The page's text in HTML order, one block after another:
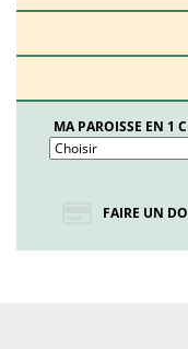
MA PAROISSE EN 1
FAIRE UN